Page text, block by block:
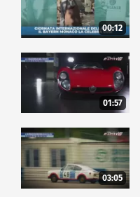
00:12
01:57
03:05